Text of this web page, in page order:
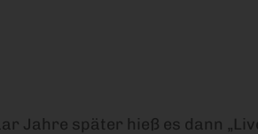
Jahre später hieß es dann